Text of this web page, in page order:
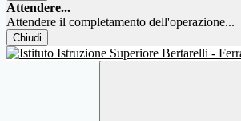
Attendere...
Attendere il completamento dell'operazione...
Chiudi